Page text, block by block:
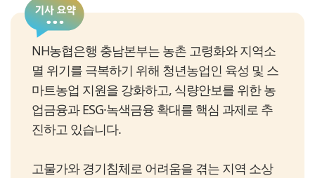
NH농협은행 충남본부는 농촌 고령화와 지역소
멸 위기를 극복하기 위해 청년농업인 육성 및 스
마트농업 지원을 강화하고, 식량안보를 위한 농
업금융과 ESG·녹색금융 확대를 핵심 과제로 추
진하고 있습니다.
고물가와 경기침체로 어려움을 겪는 지역 소상